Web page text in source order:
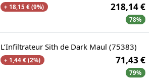
+ 18,15 € (9%) 218,14 €
78%
L’Infiltrateur Sith de Dark Maul (75383)
+ 1,44 € (2%) 71,43 €
79%